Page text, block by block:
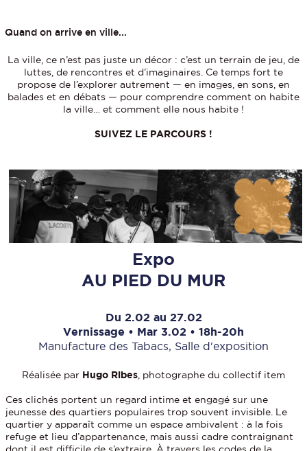
Quand on arrive en ville...
La ville, ce n’est pas juste un décor : c’est un terrain de jeu, de
luttes, de rencontres et d’imaginaires. Ce temps fort te
propose de l’explorer autrement — en images, en sons, en
balades et en débats — pour comprendre comment on habite
la ville… et comment elle nous habite !
SUIVEZ LE PARCOURS !
Expo
AU PIED DU MUR
Du 2.02 au 27.02
Vernissage • Mar 3.02 • 18h-20h
Manufacture des Tabacs, Salle d'exposition
Réalisée par Hugo Ribes, photographe du collectif item
Ces clichés portent un regard intime et engagé sur une
jeunesse des quartiers populaires trop souvent invisible. Le
quartier y apparaît comme un espace ambivalent : à la fois
refuge et lieu d’appartenance, mais aussi cadre contraignant